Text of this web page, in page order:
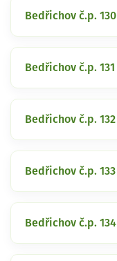
Bedřichov č.p. 130
Bedřichov č.p. 131
Bedřichov č.p. 132
Bedřichov č.p. 133
Bedřichov č.p. 134